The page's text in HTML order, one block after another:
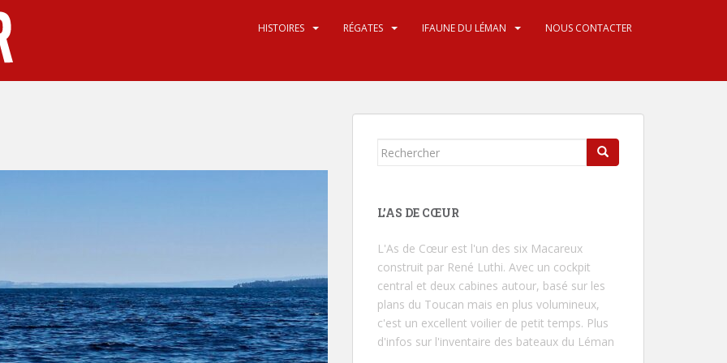
HISTOIRES RÉGATES IFAUNE DU LÉMAN NOUS CONTACTER
Rechercher...
L’AS DE CŒUR
L'As de Cœur est l'un des six Macareux
construit par René Luthi. Avec un cockpit
central et deux cabines autour, basé sur les
plans du Toucan mais en plus volumineux,
c'est un excellent voilier de petit temps. Plus
d'infos sur l'inventaire des bateaux du Léman